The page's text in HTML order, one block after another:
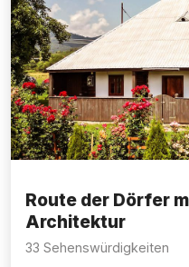
Route der Dörfer
Architektur
33 Sehenswürdigkeiten